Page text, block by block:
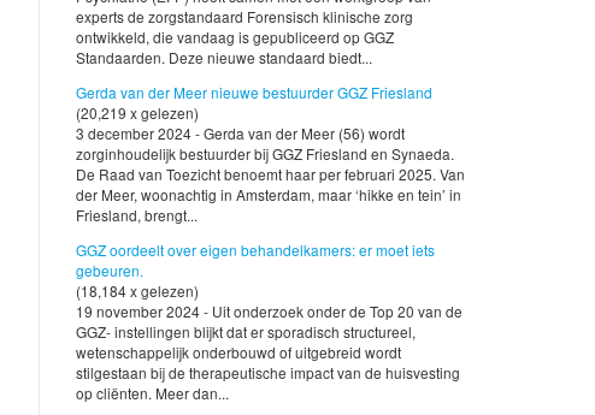
experts de zorgstandaard Forensisch klinische zorg
ontwikkeld, die vandaag is gepubliceerd op GGZ
Standaarden. Deze nieuwe standaard biedt...
Gerda van der Meer nieuwe bestuurder GGZ Friesland
(20,219 x gelezen)
3 december 2024 - Gerda van der Meer (56) wordt
zorginhoudelijk bestuurder bij GGZ Friesland en Synaeda.
De Raad van Toezicht benoemt haar per februari 2025. Van
der Meer, woonachtig in Amsterdam, maar ‘hikke en tein’ in
Friesland, brengt...
GGZ oordeelt over eigen behandelkamers: er moet iets
gebeuren.
(18,184 x gelezen)
19 november 2024 - Uit onderzoek onder de Top 20 van de
GGZ- instellingen blijkt dat er sporadisch structureel,
wetenschappelijk onderbouwd of uitgebreid wordt
stilgestaan bij de therapeutische impact van de huisvesting
op cliënten. Meer dan...